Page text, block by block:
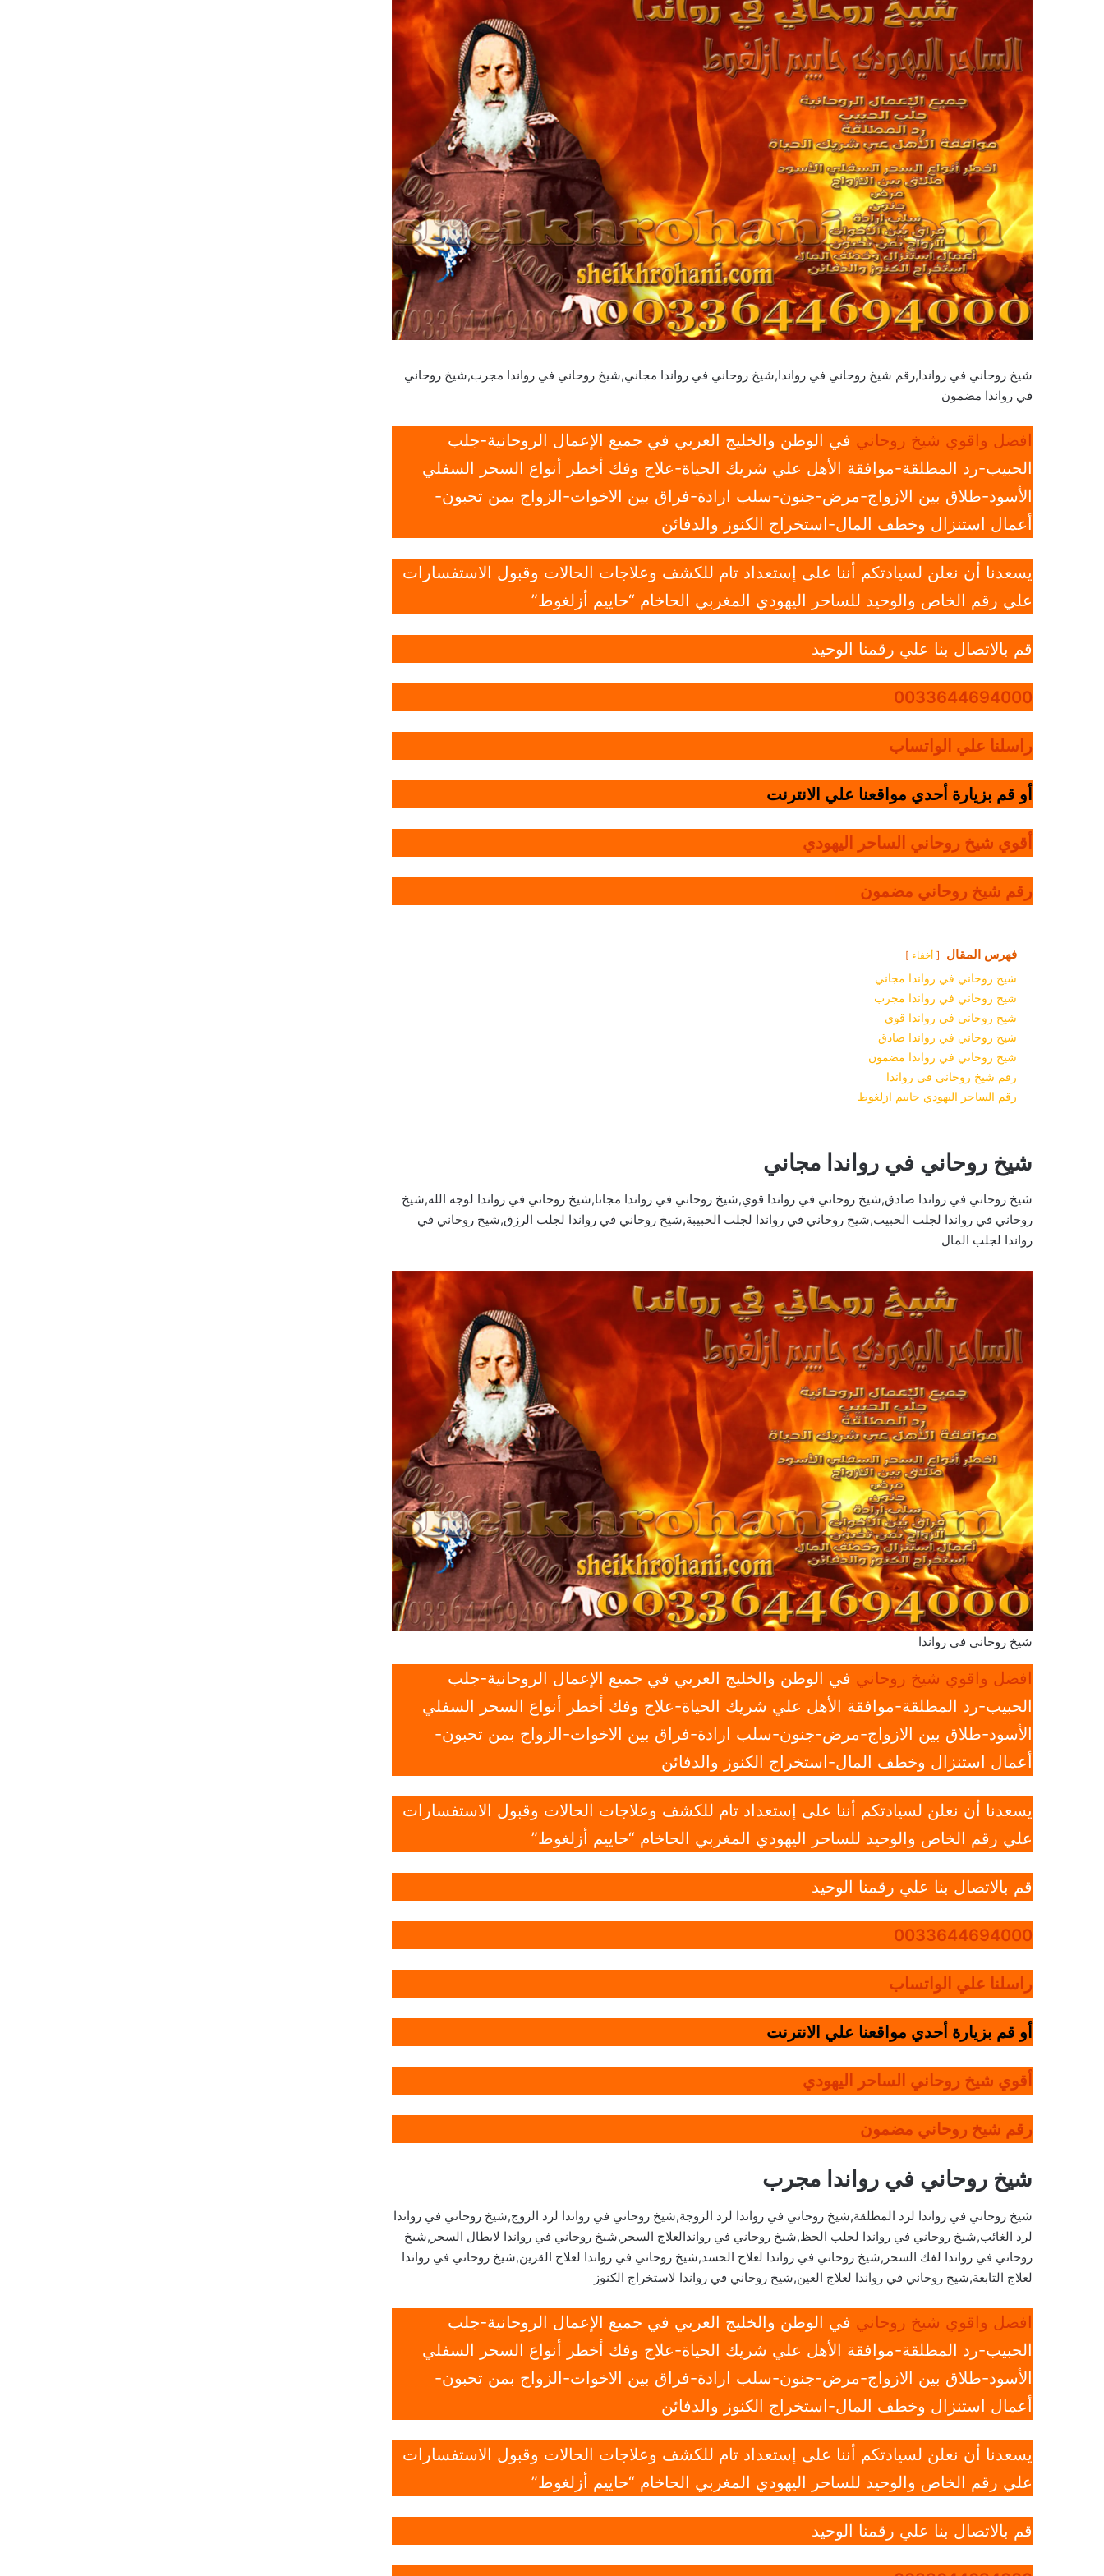
شيخ روحاني في رواندا,رقم شيخ روحاني في رواندا,شيخ روحاني في رواندا مجاني,شيخ روحاني في رواندا مجرب,شيخ روحاني
في رواندا مضمون
افضل واقوي شيخ روحاني في الوطن والخليج العربي في جميع الإعمال الروحانية-جلب
الحبيب-رد المطلقة-موافقة الأهل علي شريك الحياة-علاج وفك أخطر أنواع السحر السفلي
الأسود-طلاق بين الازواج-مرض-جنون-سلب ارادة-فراق بين الاخوات-الزواج بمن تحبون-
أعمال استنزال وخطف المال-استخراج الكنوز والدفائن
يسعدنا أن نعلن لسيادتكم أننا على إستعداد تام للكشف وعلاجات الحالات وقبول الاستفسارات
علي رقم الخاص والوحيد للساحر اليهودي المغربي الحاخام “حاييم أزلغوط”
قم بالاتصال بنا علي رقمنا الوحيد
0033644694000
راسلنا علي الواتساب
أو قم بزيارة أحدي مواقعنا علي الانترنت
أقوي شيخ روحاني الساحر اليهودي
رقم شيخ روحاني مضمون
فهرس المقال أخفاء
شيخ روحاني في رواندا مجاني
شيخ روحاني في رواندا مجرب
شيخ روحاني في رواندا قوي
شيخ روحاني في رواندا صادق
شيخ روحاني في رواندا مضمون
رقم شيخ روحاني في رواندا
رقم الساحر اليهودي حاييم ازلغوط
شيخ روحاني في رواندا مجاني
شيخ روحاني في رواندا صادق,شيخ روحاني في رواندا قوي,شيخ روحاني في رواندا مجانا,شيخ روحاني في رواندا لوجه الله,شيخ
روحاني في رواندا لجلب الحبيب,شيخ روحاني في رواندا لجلب الحبيبة,شيخ روحاني في رواندا لجلب الرزق,شيخ روحاني في
رواندا لجلب المال
شيخ روحاني في رواندا
افضل واقوي شيخ روحاني في الوطن والخليج العربي في جميع الإعمال الروحانية-جلب
الحبيب-رد المطلقة-موافقة الأهل علي شريك الحياة-علاج وفك أخطر أنواع السحر السفلي
الأسود-طلاق بين الازواج-مرض-جنون-سلب ارادة-فراق بين الاخوات-الزواج بمن تحبون-
أعمال استنزال وخطف المال-استخراج الكنوز والدفائن
يسعدنا أن نعلن لسيادتكم أننا على إستعداد تام للكشف وعلاجات الحالات وقبول الاستفسارات
علي رقم الخاص والوحيد للساحر اليهودي المغربي الحاخام “حاييم أزلغوط”
قم بالاتصال بنا علي رقمنا الوحيد
0033644694000
راسلنا علي الواتساب
أو قم بزيارة أحدي مواقعنا علي الانترنت
أقوي شيخ روحاني الساحر اليهودي
رقم شيخ روحاني مضمون
شيخ روحاني في رواندا مجرب
شيخ روحاني في رواندا لرد المطلقة,شيخ روحاني في رواندا لرد الزوجة,شيخ روحاني في رواندا لرد الزوج,شيخ روحاني في رواندا
لرد الغائب,شيخ روحاني في رواندا لجلب الحظ,شيخ روحاني في رواندالعلاج السحر,شيخ روحاني في رواندا لابطال السحر,شيخ
روحاني في رواندا لفك السحر,شيخ روحاني في رواندا لعلاج الحسد,شيخ روحاني في رواندا لعلاج القرين,شيخ روحاني في رواندا
لعلاج التابعة,شيخ روحاني في رواندا لعلاج العين,شيخ روحاني في رواندا لاستخراج الكنوز
افضل واقوي شيخ روحاني في الوطن والخليج العربي في جميع الإعمال الروحانية-جلب
الحبيب-رد المطلقة-موافقة الأهل علي شريك الحياة-علاج وفك أخطر أنواع السحر السفلي
الأسود-طلاق بين الازواج-مرض-جنون-سلب ارادة-فراق بين الاخوات-الزواج بمن تحبون-
أعمال استنزال وخطف المال-استخراج الكنوز والدفائن
يسعدنا أن نعلن لسيادتكم أننا على إستعداد تام للكشف وعلاجات الحالات وقبول الاستفسارات
علي رقم الخاص والوحيد للساحر اليهودي المغربي الحاخام “حاييم أزلغوط”
قم بالاتصال بنا علي رقمنا الوحيد